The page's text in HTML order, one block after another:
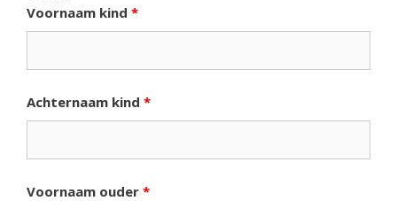
Voornaam kind *
Achternaam kind *
Voornaam ouder *